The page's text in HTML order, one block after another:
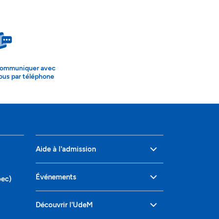
avec
par téléphone
Aide à l'admission
Événements
Découvrir l'UdeM